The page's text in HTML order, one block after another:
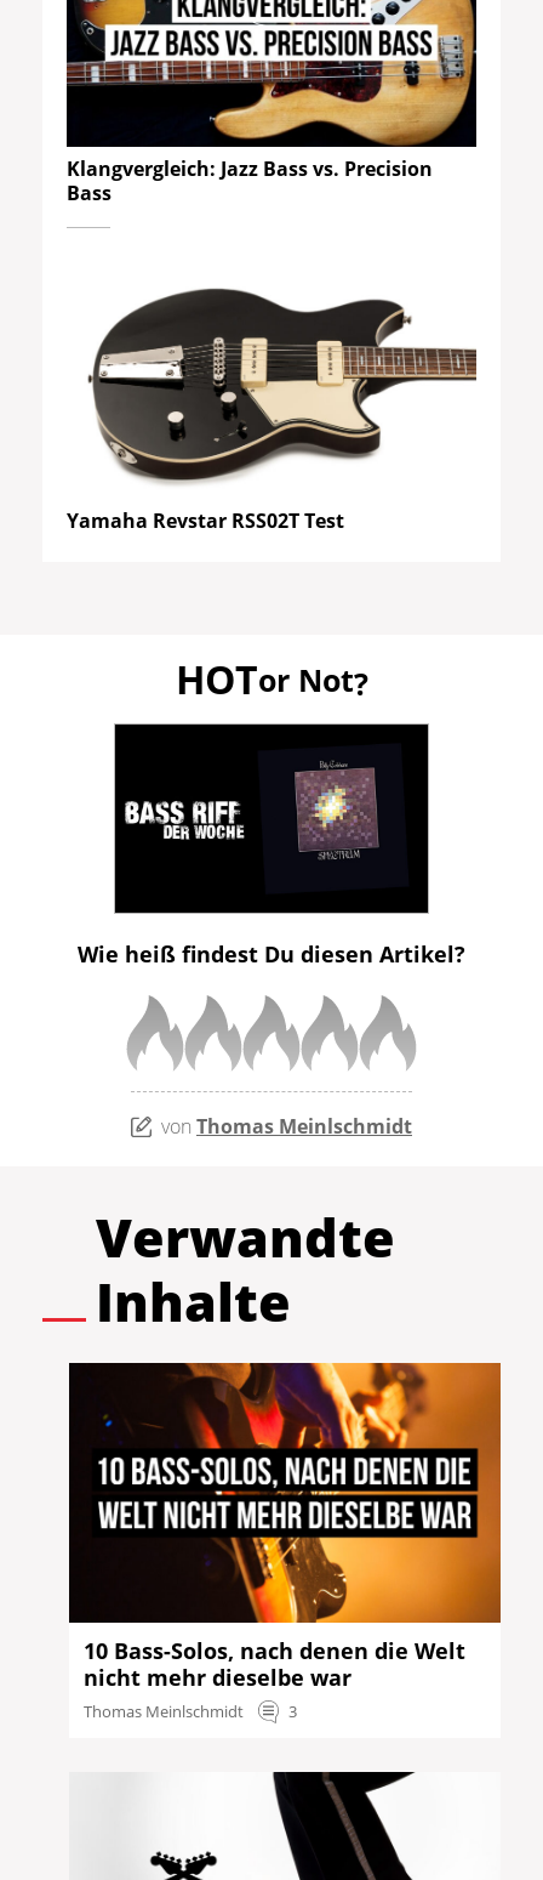
Klangvergleich: Jazz Bass vs. Precision
Bass
Yamaha Revstar RSS02T Test
HOTor Not?
Wie heiß findest Du diesen Artikel?
von Thomas Meinlschmidt
Verwandte
Inhalte
10 Bass-Solos, nach denen die Welt
nicht mehr dieselbe war
Thomas Meinlschmidt 3